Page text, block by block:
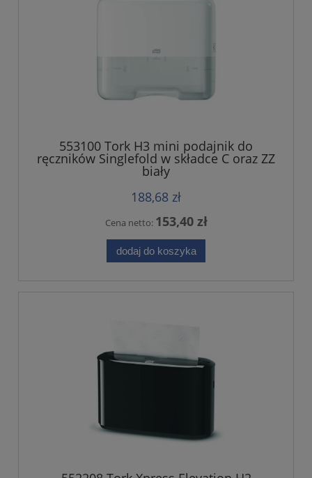
553100 Tork H3 mini podajnik do
ręczników Singlefold w składce C oraz ZZ
biały
188,68 zł
Cena netto: 153,40 zł
dodaj do koszyka